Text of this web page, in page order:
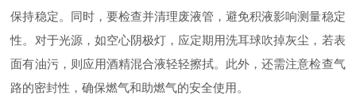
保持稳定。同时，要检查并清理废液管，避免积液影响测量稳定
性。对于光源，如空心阴极灯，应定期用洗耳球吹掉灰尘，若表
面有油污，则应用酒精混合液轻轻擦拭。此外，还需注意检查气
路的密封性，确保燃气和助燃气的安全使用。